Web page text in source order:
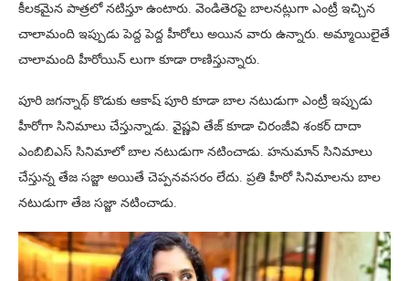
కీలకమైన పాత్రలో నటిస్తూ ఉంటారు. వెండితెరపై బాలనట్లుగా ఎంట్రీ ఇచ్చిన
చాలామంది ఇప్పుడు పెద్ద పెద్ద హీరోలు అయిన వారు ఉన్నారు. అమ్మాయిలైతే
చాలామంది హీరోయిన్ లుగా కూడా రాణిస్తున్నారు.
పూరి జగన్నాథ్ కొడుకు ఆకాష్ పూరి కూడా బాల నటుడుగా ఎంట్రీ ఇప్పుడు
హీరోగా సినిమాలు చేస్తున్నాడు. వైష్ణవి తేజ్ కూడా చిరంజీవి శంకర్ దాదా
ఎంబిబిఎస్ సినిమాలో బాల నటుడుగా నటించాడు. హనుమాన్ సినిమాలు
చేస్తున్న తేజ సజ్జా అయితే చెప్పనవసరం లేదు. ప్రతి హీరో సినిమాలను బాల
నటుడుగా తేజ సజ్జా నటించాడు.